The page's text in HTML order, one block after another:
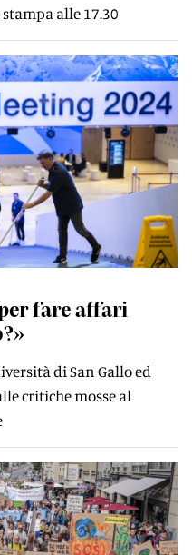
alle 17.30
fare affari
di San Gallo ed
critiche mosse al